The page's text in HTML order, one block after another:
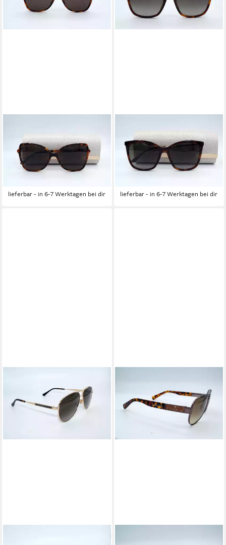
Sonnenbrille JIMMY CHOO
Sonnenbrille Sunglasses
FEDE 086 70
189,95 € UVP239,95 €
lieferbar - in 6-7 Werktagen bei dir
Sonnenbrille JIMMY CHOO
Sonnenbrille Sunglasses
NEREA 05L HA
299,95 € UVP 379,95 €
lieferbar - in 6-7 Werktagen bei dir